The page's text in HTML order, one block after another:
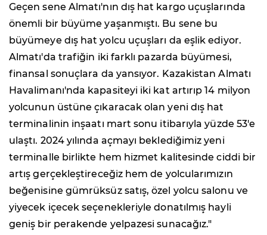
Geçen sene Almatı'nın dış hat kargo uçuşlarında
önemli bir büyüme yaşanmıştı. Bu sene bu
büyümeye dış hat yolcu uçuşları da eşlik ediyor.
Almatı'da trafiğin iki farklı pazarda büyümesi,
finansal sonuçlara da yansıyor. Kazakistan Almatı
Havalimanı'nda kapasiteyi iki kat artırıp 14 milyon
yolcunun üstüne çıkaracak olan yeni dış hat
terminalinin inşaatı mart sonu itibarıyla yüzde 53'e
ulaştı. 2024 yılında açmayı beklediğimiz yeni
terminalle birlikte hem hizmet kalitesinde ciddi bir
artış gerçekleştireceğiz hem de yolcularımızın
beğenisine gümrüksüz satış, özel yolcu salonu ve
yiyecek içecek seçenekleriyle donatılmış hayli
geniş bir perakende yelpazesi sunacağız."